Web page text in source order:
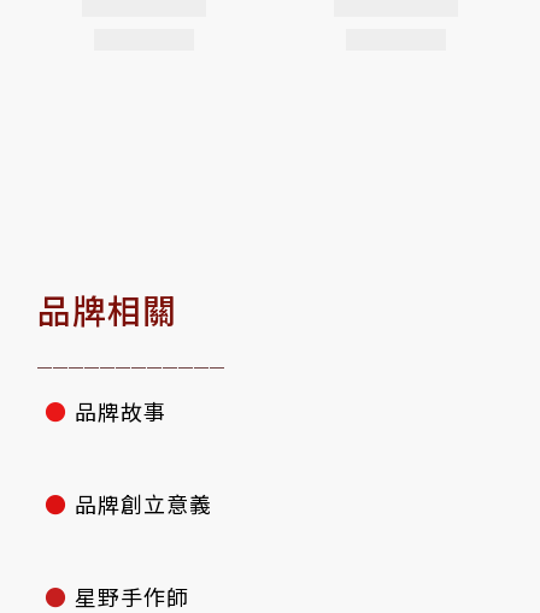
品牌相關
————————————
● 品牌故事
● 品牌創立意義
● 星野手作師